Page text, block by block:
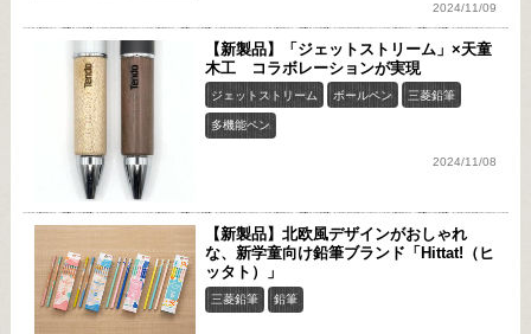
2024/11/09
【新製品】「ジェットストリーム」×天童
木工 コラボレーションが実現
ジェットストリーム ボールペン 三菱鉛筆
多機能ペン
2024/11/08
【新製品】北欧風デザインがおしゃれ
な、新学童向け鉛筆ブランド「Hittat!（ヒ
ッタト）」
三菱鉛筆 鉛筆